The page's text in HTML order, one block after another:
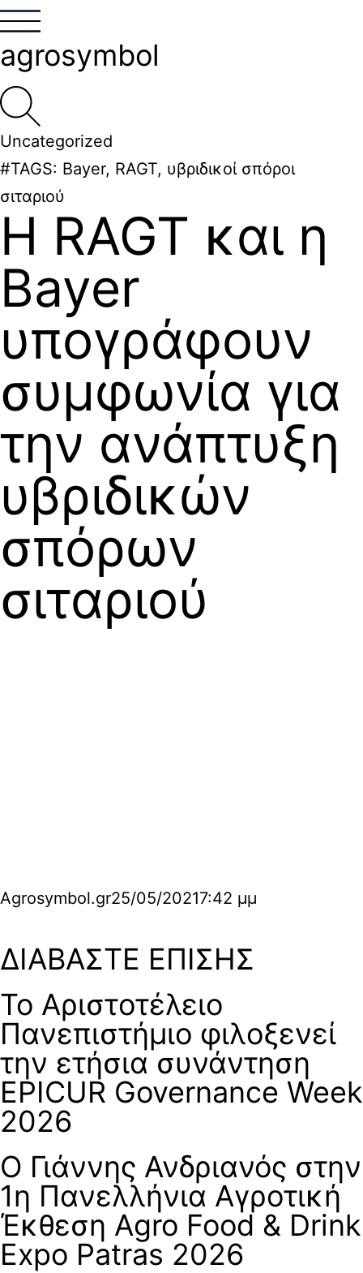
agrosymbol
Uncategorized
#TAGS: Bayer, RAGT, υβριδικοί σπόροι
σιταριού
Η RAGT και η
Bayer
υπογράφουν
συμφωνία για
την ανάπτυξη
υβριδικών
σπόρων
σιταριού
Agrosymbol.gr25/05/20217:42 μμ
ΔΙΑΒΑΣΤΕ ΕΠΙΣΗΣ
Το Αριστοτέλειο
Πανεπιστήμιο φιλοξενεί
την ετήσια συνάντηση
EPICUR Governance Week
2026
Ο Γιάννης Ανδριανός στην
1η Πανελλήνια Αγροτική
Έκθεση Agro Food & Drink
Expo Patras 2026